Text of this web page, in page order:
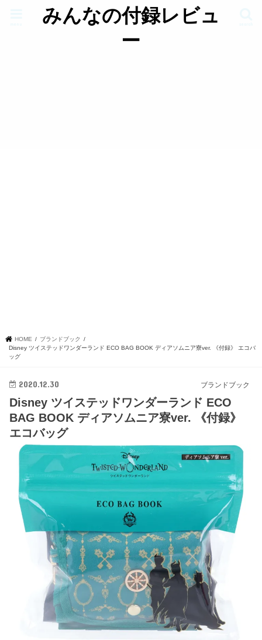
みんなの付録レビュ
ー
HOME
ブランドブック
Disney ツイステッドワンダーランド ECO BAG BOOK ディアソムニア寮ver. 《付録》 エコバ
ッグ
ブランドブック
2020.12.30
Disney ツイステッドワンダーランド ECO
BAG BOOK ディアソムニア寮ver. 《付録》
エコバッグ